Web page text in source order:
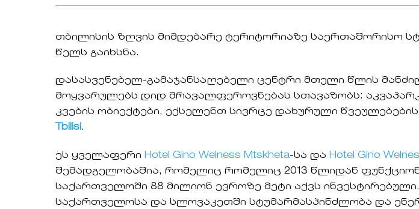
თბილისის ზღვის მიმდებარე ტერიტორიაზე საერთაშორისო
წელს გაიხსნა.
დასასვენებელ-გამაჯანსაღებელი ცენტრი მთელი წლის
მოყვარულებს დიდ მრავალფეროვნებას სთავაზობს:
კვების ობიექტები, ექსელენთ სივრცე დახურული
Tbilisi.
ეს ყველაფერი Hotel Gino Welness Mtskheta-სა და Hotel Gino
შემადგელობაშია, რომელიც რომელიც 2013 წლიდან
საქართველოში 88 მილიონ ევროზე მეტი აქვს
საქართველოსა და სლოვაკეთში სტუმარმასპინძლობა და